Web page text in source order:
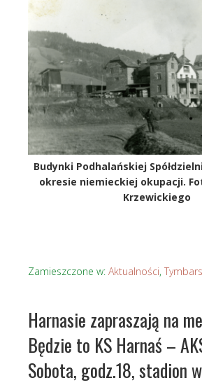
Budynki Podhalańskiej
okresie niemieckiej okupacji.
Krzewickiego
Zamieszczone w: Aktualności,
Harnasie zapraszają na
Będzie to KS Harnaś –
Sobota, godz.18, stadion